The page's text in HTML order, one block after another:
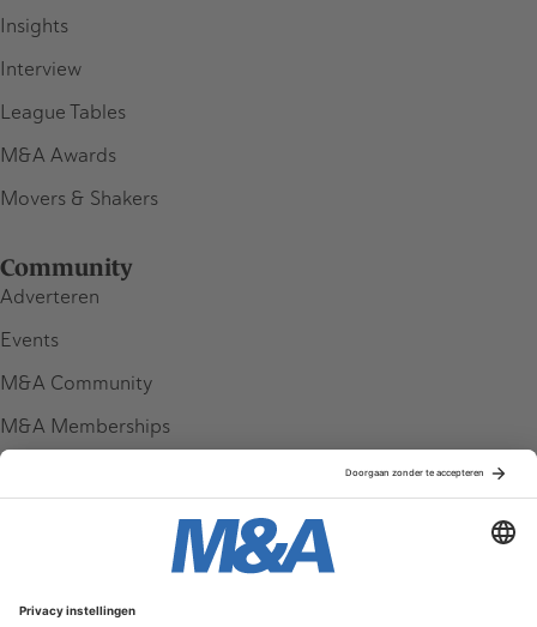
Insights
Interview
League Tables
M&A Awards
Movers & Shakers
Community
Adverteren
Events
M&A Community
M&A Memberships